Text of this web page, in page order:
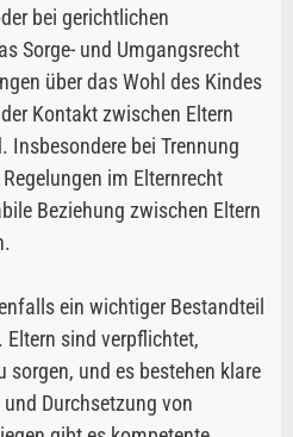
bei gerichtlichen
Sorge- und Umgangsrecht
über das Wohl des Kindes
Kontakt zwischen Eltern
Insbesondere bei Trennung
im Elternrecht
Beziehung zwischen Eltern
ein wichtiger Bestandteil
Eltern sind verpflichtet,
und es bestehen klare
Durchsetzung von